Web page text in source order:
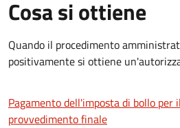
Cosa si ottiene
Quando il procedimento
positivamente si ottiene
Pagamento dell'imposta di bollo per
provvedimento finale